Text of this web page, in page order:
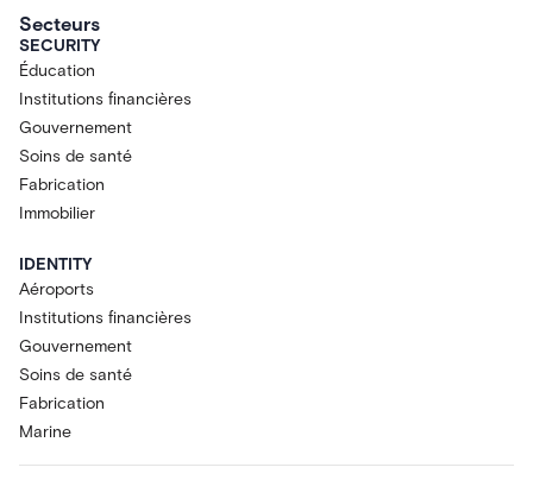
Secteurs
SECURITY
Éducation
Institutions financières
Gouvernement
Soins de santé
Fabrication
Immobilier
IDENTITY
Aéroports
Institutions financières
Gouvernement
Soins de santé
Fabrication
Marine